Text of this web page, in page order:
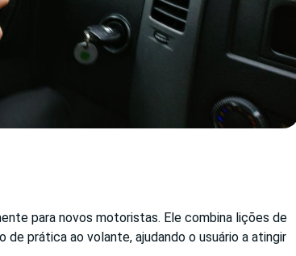
para novos motoristas. Ele combina lições de
prática ao volante, ajudando o usuário a atingir